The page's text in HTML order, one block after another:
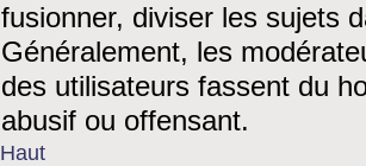
fusionner, diviser les sujets
Généralement, les
des utilisateurs fassent du
abusif ou offensant.
Haut